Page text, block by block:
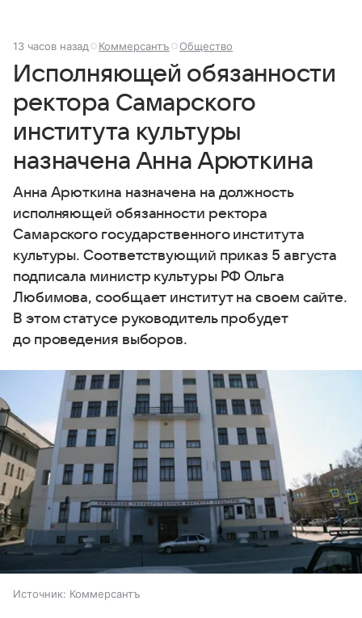
13 часов назад Коммерсантъ Общество
Исполняющей обязанности
ректора Самарского
института культуры
назначена Анна Арюткина
Анна Арюткина назначена на должность
исполняющей обязанности ректора
Самарского государственного института
культуры. Соответствующий приказ 5 августа
подписала министр культуры РФ Ольга
Любимова, сообщает институт на своем сайте.
В этом статусе руководитель пробудет
до проведения выборов.
Источник: Коммерсантъ